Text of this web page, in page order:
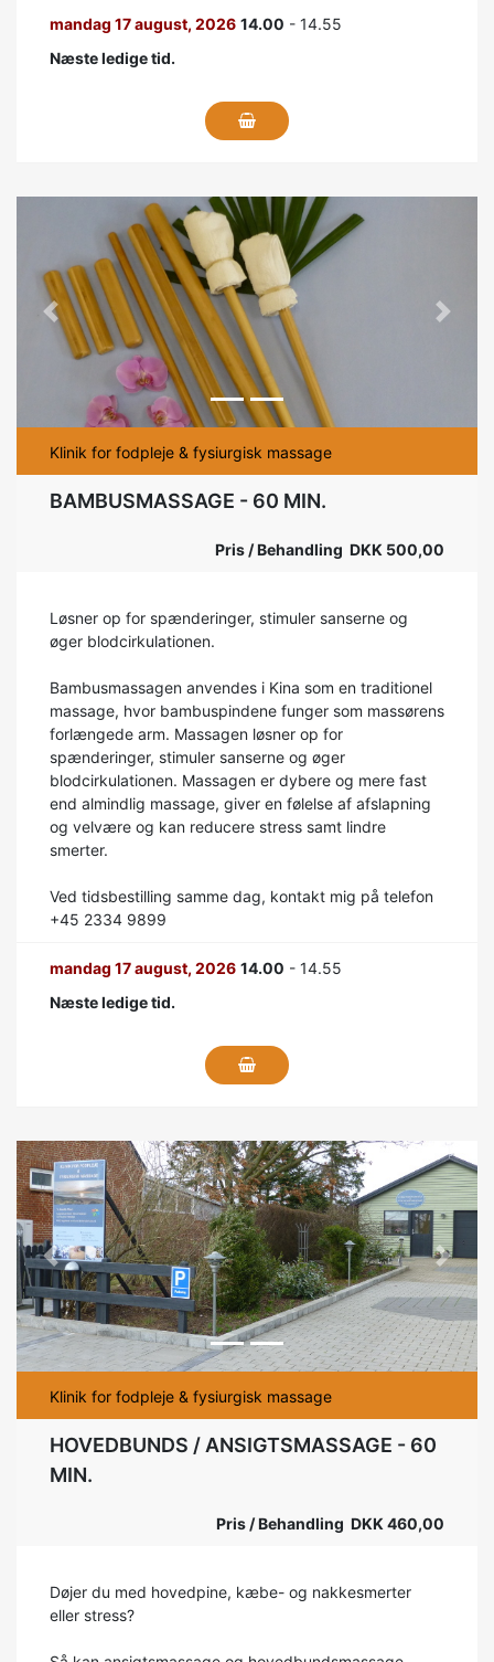
mandag 17 august, 2026 14.00 - 14.55
Næste ledige tid.
Previous Next
Klinik for fodpleje & fysiurgisk massage
BAMBUSMASSAGE - 60 MIN.
Pris / Behandling DKK 500,00
Løsner op for spænderinger, stimuler sanserne og
øger blodcirkulationen.
Bambusmassagen anvendes i Kina som en traditionel
massage, hvor bambuspindene funger som massørens
forlængede arm. Massagen løsner op for
spænderinger, stimuler sanserne og øger
blodcirkulationen. Massagen er dybere og mere fast
end almindlig massage, giver en følelse af afslapning
og velvære og kan reducere stress samt lindre
smerter.
Ved tidsbestilling samme dag, kontakt mig på telefon
+45 2334 9899
mandag 17 august, 2026 14.00 - 14.55
Næste ledige tid.
Previous Next
Klinik for fodpleje & fysiurgisk massage
HOVEDBUNDS / ANSIGTSMASSAGE - 60
MIN.
Pris / Behandling DKK 460,00
Døjer du med hovedpine, kæbe- og nakkesmerter
eller stress?